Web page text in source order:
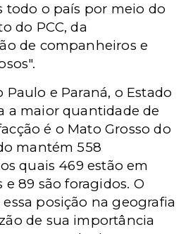
todo o país por meio do
do PCC, da
de companheiros e
Paulo e Paraná, o Estado
a maior quantidade de
é o Mato Grosso do
mantém 558
quais 469 estão em
89 são foragidos. O
posição na geografia
de sua importância